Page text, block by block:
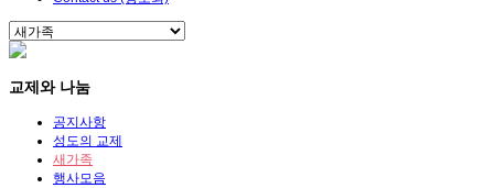
교제와 나눔
공지사항
성도의 교제
새가족
행사모음